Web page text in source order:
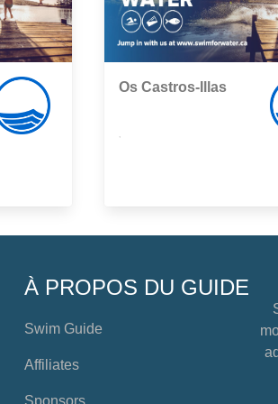
Os Castros-Illas
À PROPOS DU GUIDE
Swim Guide
Affiliates
Sponsors